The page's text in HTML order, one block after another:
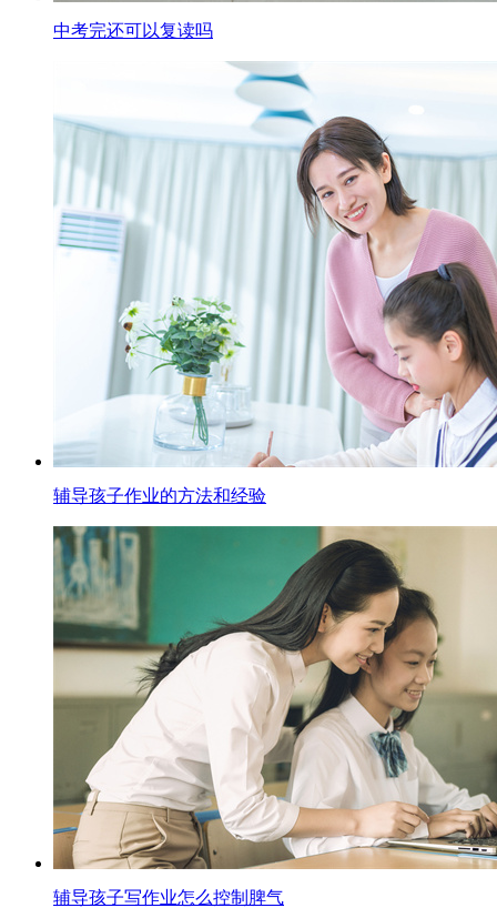
中考完还可以复读吗
辅导孩子作业的方法和经验
辅导孩子写作业怎么控制脾气